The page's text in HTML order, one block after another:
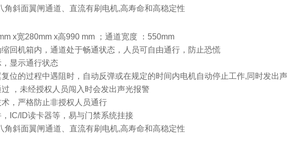
角斜面翼闸通道、直流有刷电机,高寿命和高稳定性
x宽280mm x高990 mm ；通道宽度 ：550mm
回机箱内，通道处于畅通状态，人员可自由通行，防止恐慌
显示通行状态
位的过程中遇阻时，自动反弹或在规定的时间内电机自动停止工作,同时发出
，未经授权人员闯入时会发出声光报警
，严格防止非授权人员通行
IC/ID读卡器等，易与门禁系统挂接
角斜面翼闸通道、直流有刷电机,高寿命和高稳定性